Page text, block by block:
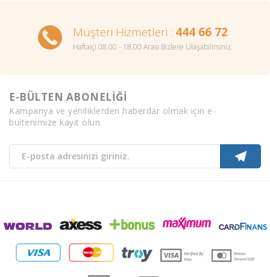
Müşteri Hizmetleri : 444 66 72
Haftaiçi 08.00 - 18.00 Arası Bizlere Ulaşabilirsiniz.
E-BÜLTEN ABONELİĞİ
Kampanya ve yeniliklerden haberdar olmak için e-
bültenimize kayıt olun.